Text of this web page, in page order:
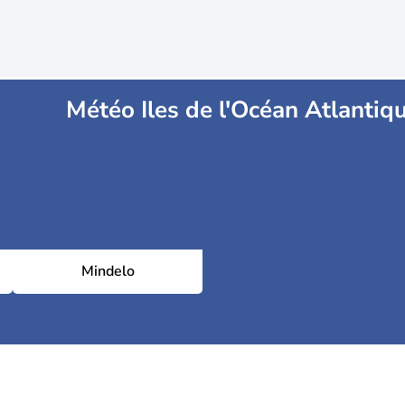
Météo Iles de l'Océan
Mindelo